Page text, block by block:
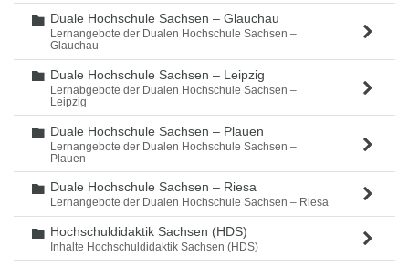
Ordner
Duale Hochschule Sachsen – Glauchau
Lernangebote der Dualen Hochschule Sachsen –
Glauchau
Ordner
Duale Hochschule Sachsen – Leipzig
Lernabgebote der Dualen Hochschule Sachsen –
Leipzig
Ordner
Duale Hochschule Sachsen – Plauen
Lernangebote der Dualen Hochschule Sachsen –
Plauen
Ordner
Duale Hochschule Sachsen – Riesa
Lernangebote der Dualen Hochschule Sachsen – Riesa
Ordner
Hochschuldidaktik Sachsen (HDS)
Inhalte Hochschuldidaktik Sachsen (HDS)